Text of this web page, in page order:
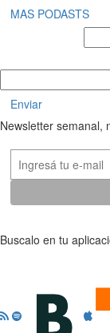
MAS PODASTS
Enviar
Newsletter semanal,
Buscalo en tu